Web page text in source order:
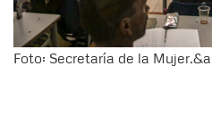
Foto: Secretaría de la